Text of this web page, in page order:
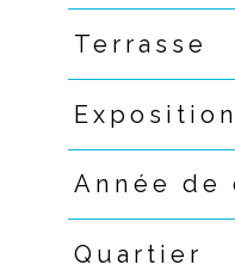
Terrasse
Exposition
Année de
Quartier